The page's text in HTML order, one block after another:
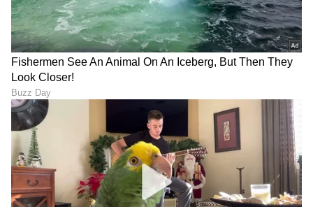
Saif Ali Khan: ಅಣ್ಣನ ಸೀಕ್ರೆಟ್
ಮದುವೆಗೆ ತಂಗಿಯರಿಗೇ ಇರಲಿಲ್ವಾ
ಎಂಟ್ರಿ? ಶಾಕ್ ಆಗಿತ್ತು ಇಡೀ
ಫ್ಯಾಮಿಲಿ!
ಬಣ್ಣ'ದ ಉಡುಪು ಧರಿಸಿದ್ದಕ್ಕೆ
ವಿಚಿತ್ರ ಪ್ರಶ್ನೆ, 'ಕಣ್ಸನ್ನೆ' ಬೆಡಗಿಯ
ಸಖತ್ ರಿಪ್ಲೈ ವೈರಲ್!